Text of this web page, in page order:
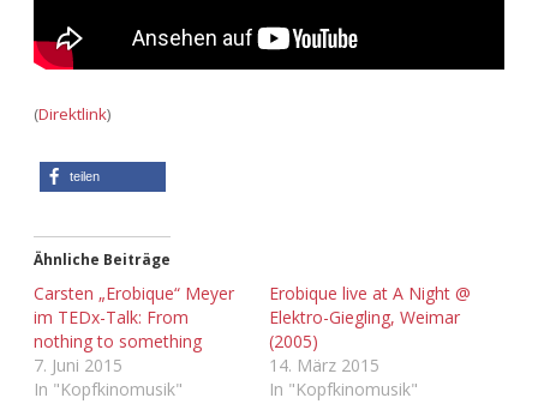
Adventskalender 2023
(Direktlink)
teilen
Ähnliche Beiträge
Carsten „Erobique“ Meyer
im TEDx-Talk: From
nothing to something
7. Juni 2015
In "Kopfkinomusik"
Erobique live at A Night @
Elektro-Giegling, Weimar
(2005)
14. März 2015
In "Kopfkinomusik"